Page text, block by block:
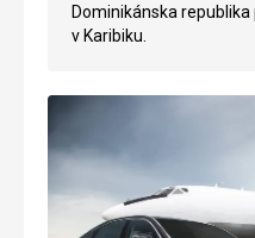
Dominikánska
v Karibiku.